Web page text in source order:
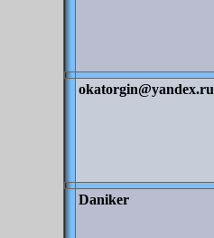
okatorgin@yandex.ru
Daniker